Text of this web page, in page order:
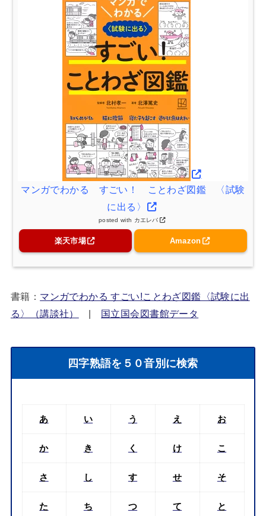
マンガでわかる すごい！ ことわざ図鑑 〈試験
に出る〉
posted with カエレバ
楽天市場 Amazon
書籍： マンガでわかる すごい!ことわざ図鑑〈試験に出
る〉（講談社）
| 国立国会図書館データ
四字熟語を５０音別に検索
あ い う え お
か き く け こ
さ し す せ そ
た ち つ て と